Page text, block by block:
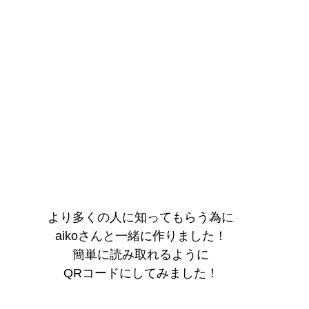
より多くの人に知ってもらう為に
aikoさんと一緒に作りました！
簡単に読み取れるように
QRコードにしてみました！